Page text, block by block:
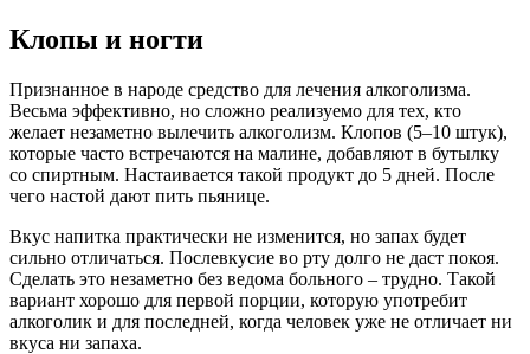
Клопы и ногти
Признанное в народе средство для лечения алкоголизма.
Весьма эффективно, но сложно реализуемо для тех, кто
желает незаметно вылечить алкоголизм. Клопов (5–10 штук),
которые часто встречаются на малине, добавляют в бутылку
со спиртным. Настаивается такой продукт до 5 дней. После
чего настой дают пить пьянице.
Вкус напитка практически не изменится, но запах будет
сильно отличаться. Послевкусие во рту долго не даст покоя.
Сделать это незаметно без ведома больного – трудно. Такой
вариант хорошо для первой порции, которую употребит
алкоголик и для последней, когда человек уже не отличает ни
вкуса ни запаха.